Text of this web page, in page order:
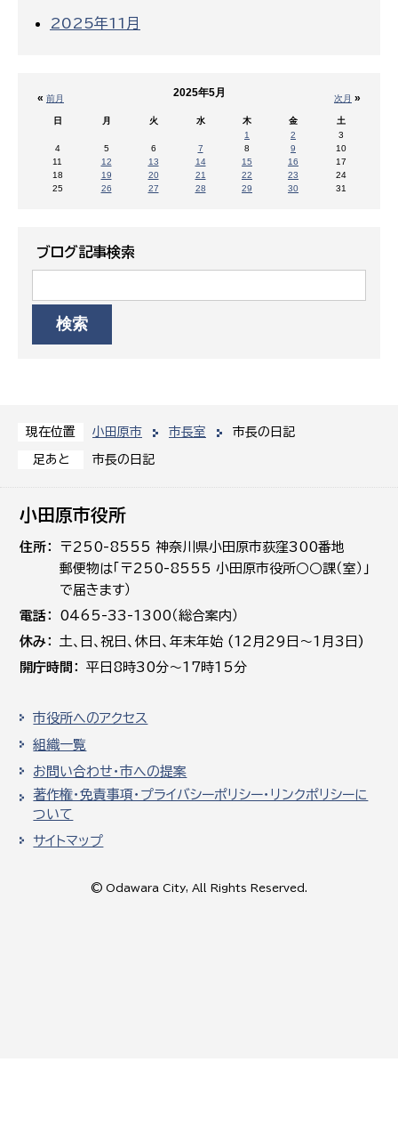
現在位置 小田原市 市長室 市長の日記
足あと 市長の日記
2025年11月
« 前月 次月 »
2025年5月
日 月 火 水 木 金
土
1
2
3
4
5 6 7 8 9
10
11
12 13 14 15 16
17
18
19 20 21 22 23
24
25
26 27 28 29 30 31
ブログ記事検索
小田原市役所
住所
〒250-8555 神奈川県小田原市荻窪300番地
郵便物は「〒250-8555 小田原市役所○○課（室）」
で届きます）
電話
0465-33-1300（総合案内）
休み
土､日､祝日、休日、年末年始 (12月29日～1月3日)
開庁時間
平日8時30分～17時15分
市役所へのアクセス
組織一覧
お問い合わせ・市への提案
著作権・免責事項・プライバシーポリシー・リンクポリシーに
ついて
サイトマップ
© Odawara City, All Rights Reserved.